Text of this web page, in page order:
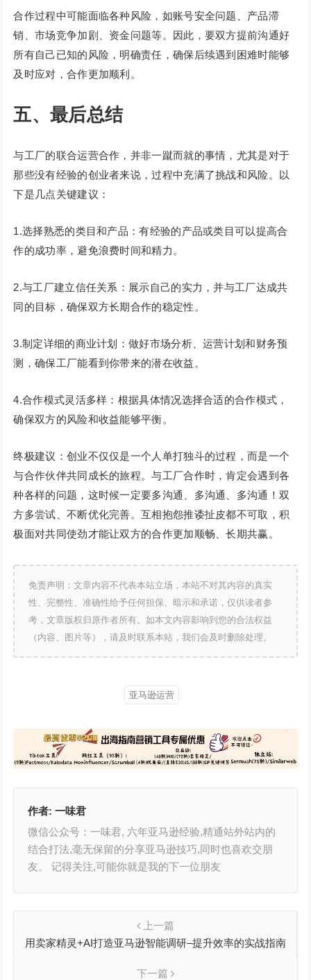
合作过程中可能面临各种风险，如账号安全问题、产品滞
销、市场竞争加剧、资金问题等。因此，要双方提前沟通好
所有自己已知的风险，明确责任，确保后续遇到困难时能够
及时应对，合作更加顺利。
五、最后总结
与工厂的联合运营合作，并非一蹴而就的事情，尤其是对于
那些没有经验的创业者来说，过程中充满了挑战和风险。以
下是几点关键建议：
1.选择熟悉的类目和产品：有经验的产品或类目可以提高合
作的成功率，避免浪费时间和精力。
2.与工厂建立信任关系：展示自己的实力，并与工厂达成共
同的目标，确保双方长期合作的稳定性。
3.制定详细的商业计划：做好市场分析、运营计划和财务预
测，确保工厂能看到你带来的潜在收益。
4.合作模式灵活多样：根据具体情况选择合适的合作模式，
确保双方的风险和收益能够平衡。
终极建议：创业不仅仅是一个人单打独斗的过程，而是一个
与合作伙伴共同成长的旅程。与工厂合作时，肯定会遇到各
种各样的问题，这时候一定要多沟通、多沟通、多沟通！双
方多尝试、不断优化完善。互相抱怨推诿扯皮都不可取，积
极面对共同使劲才能让双方的合作更加顺畅、长期共赢。
免责声明：文章内容不代表本站立场，本站不对其内容的真实
性、完整性、准确性给予任何担保、暗示和承诺，仅供读者参
考，文章版权归原作者所有。如本文内容影响到您的合法权益
（内容、图片等），请及时联系本站，我们会及时删除处理。
亚马逊运营
作者:一味君
微信公众号：一味君, 六年亚马逊经验,精通站外站内的
结合打法,毫无保留的分享亚马逊技巧,同时也喜欢交朋
友。 记得关注,可能你就是我的下一位朋友
上一篇
用卖家精灵+AI打造亚马逊智能调研–提升效率的实战指南
下一篇